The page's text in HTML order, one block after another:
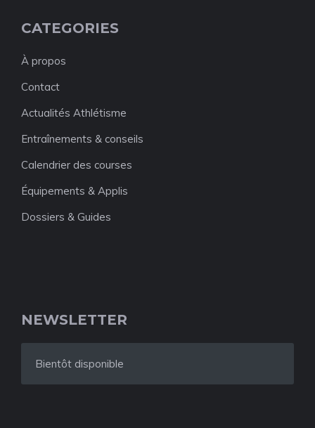
CATEGORIES
À propos
Contact
Actualités Athlétisme
Entraînements & conseils
Calendrier des courses
Équipements & Applis
Dossiers & Guides
NEWSLETTER
Bientôt disponible